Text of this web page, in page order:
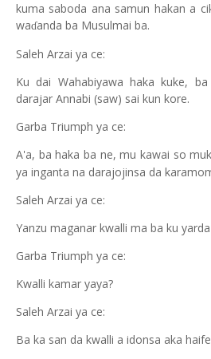
kuma saboda ana samun hakan a
waɗanda ba Musulmai ba.
Saleh Arzai ya ce:
Ku dai Wahabiyawa haka kuke,
darajar Annabi (saw) sai kun kore.
Garba Triumph ya ce:
A'a, ba haka ba ne, mu kawai so
ya inganta na darajojinsa da
Saleh Arzai ya ce:
Yanzu maganar kwalli ma ba ku
Garba Triumph ya ce:
Kwalli kamar yaya?
Saleh Arzai ya ce:
Ba ka san da kwalli a idonsa aka